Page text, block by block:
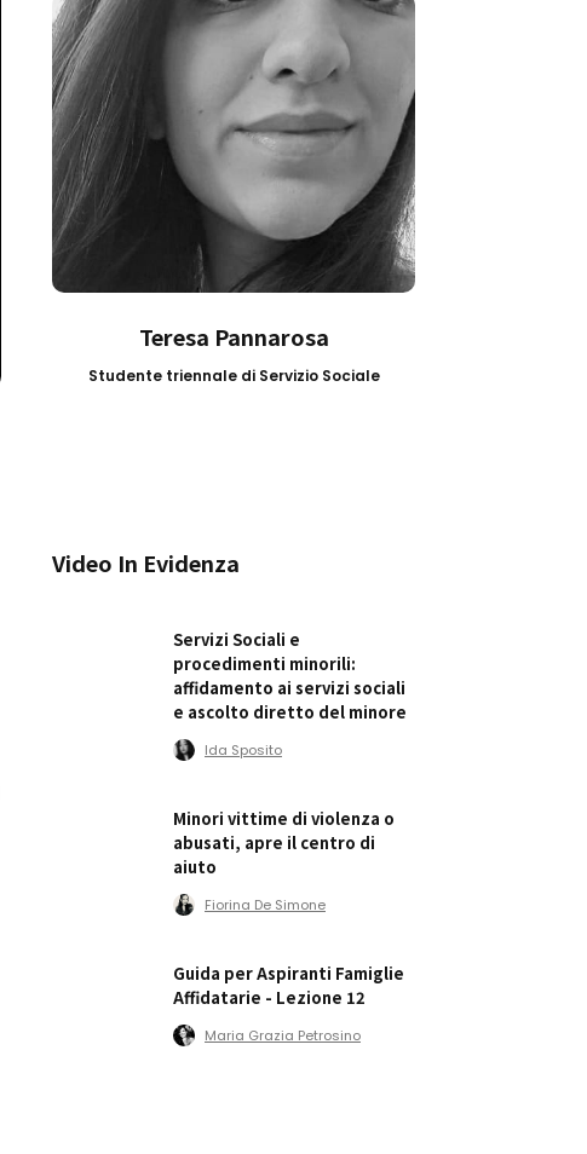
Teresa Pannarosa
Studente triennale di Servizio Sociale
Video In Evidenza
Servizi Sociali e
procedimenti minorili:
affidamento ai servizi sociali
e ascolto diretto del minore
Ida Sposito
Minori vittime di violenza o
abusati, apre il centro di
aiuto
Fiorina De Simone
Guida per Aspiranti Famiglie
Affidatarie - Lezione 12
Maria Grazia Petrosino